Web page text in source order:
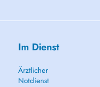
Im Dienst
Ärztlicher
Notdienst